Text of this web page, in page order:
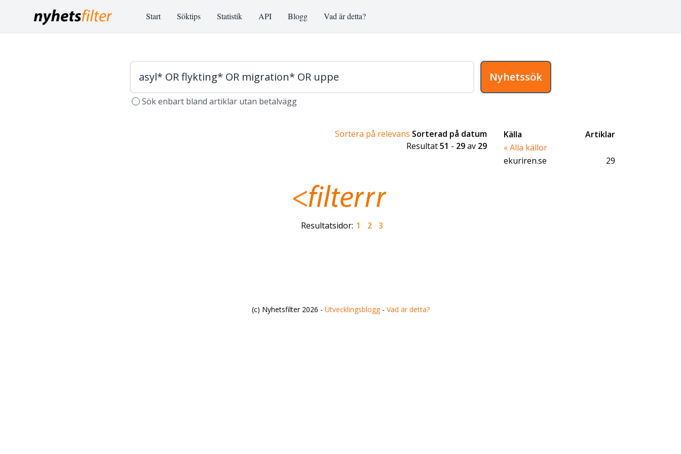
Start Söktips Statistik API Blogg Vad är detta?
Nyhetssök
Sök enbart bland artiklar utan betalvägg
Sortera på relevans Sorterad på datum
Resultat51 - 29av 29
Källa
Artiklar
« Alla källor
ekuriren.se
29
Resultatsidor: 1 2 3
(c) Nyhetsfilter 2026 - Utvecklingsblogg- Vad är detta?